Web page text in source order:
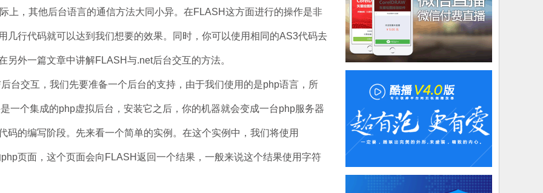
上，其他后台语言的通信方法大同小异。在FLASH这方面进行的操作是非
几行代码就可以达到我们想要的效果。同时，你可以使用相同的AS3代码去
另外一篇文章中讲解FLASH与.net后台交互的方法。
交互，我们先要准备一个后台的支持，由于我们使用的是php语言，所
一个集成的php虚拟后台，安装它之后，你的机器就会变成一台php服务器
码的编写阶段。先来看一个简单的实例。在这个实例中，我们将使用
页面，这个页面会向FLASH返回一个结果，一般来说这个结果使用字符